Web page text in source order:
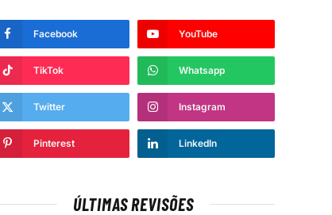
Facebook YouTube
TikTok Whatsapp
Twitter Instagram
Pinterest LinkedIn
ÚLTIMAS REVISÕES